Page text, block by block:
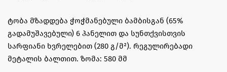
ტობა მზადდება ჭოჭმანებული ბამბისგან (65%
გადამუშავებული) 6 პანელით და სუნთქვისთვის
სარფიანი ხვრელებით (280 გ/მ²). რეგულირებადი
მეტალის ბალთით. ზომა: 580 მმ